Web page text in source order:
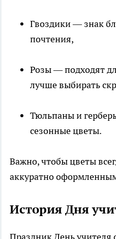
Гвоздики — знак
почтения,
Розы — подходят
лучше выбирать
Тюльпаны и
сезонные цветы.
Важно, чтобы цветы
аккуратно
История Дня